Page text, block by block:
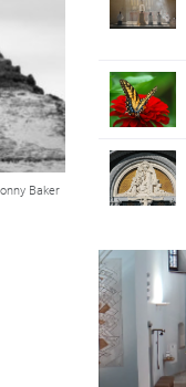
Baker